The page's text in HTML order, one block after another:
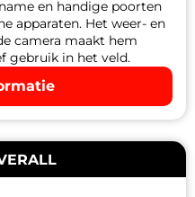
en handige poorten
apparaten. Het weer- en
camera maakt hem
gebruik in het veld.